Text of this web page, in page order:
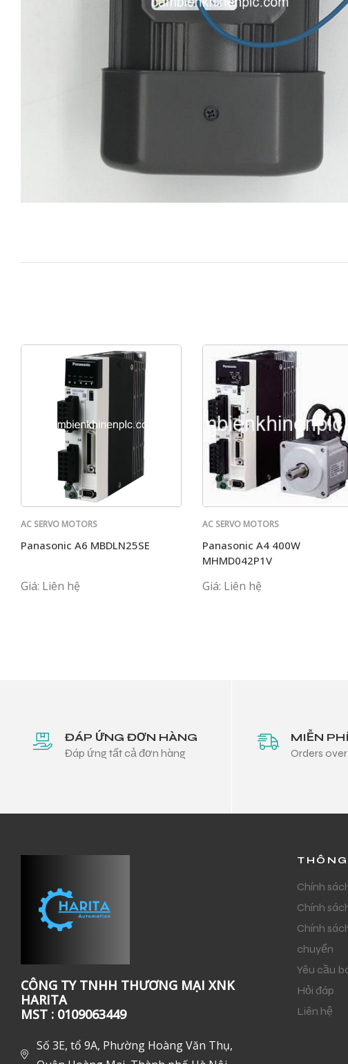
AC SERVO MOTORS
Panasonic A6 MBDLN25SE
Giá: Liên hệ
AC SERVO MOTORS
Panasonic A4 400W
MHMD042P1V
Giá: Liên hệ
ĐÁP ỨNG ĐƠN HÀNG
Đáp ứng tất cả đơn hàng
MIỄN
Orders
CÔNG TY TNHH THƯƠNG MẠI XNK
HARITA
MST : 0109063449
Số 3E, tổ 9A, Phường Hoàng Văn Thụ,
Chính
Chính
Chính
chuyển
Yêu cầu
Hỏi đáp
Liên hệ